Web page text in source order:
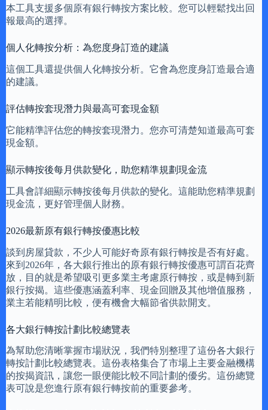
本工具支援多個原有銀行轉按方案比較。您可以輕鬆找出回
報最高的選擇。
個人化轉按分析：為您度身訂造的建議
這個工具還提供個人化轉按分析。它會為您度身訂造最合適
的建議。
評估轉按套現潛力與最高可套現金額
它能精準評估您的轉按套現潛力。您亦可清楚知道最高可套
現金額。
顯示轉按後每月供款變化，助您精準規劃現金流
工具會詳細顯示轉按後每月供款的變化。這能助您精準規劃
現金流，更好管理個人財務。
2026最新原有銀行轉按優惠比較
談到房屋貸款，不少人可能好奇原有銀行轉按是否有好處。
來到2026年，各大銀行推出的原有銀行轉按優惠可謂百花齊
放，目的就是希望吸引更多業主考慮原行轉按，或是轉到新
銀行按揭。這些優惠涵蓋利率、現金回贈及其他增值服務，
業主若能精明比較，便有機會大幅節省供款開支。
各大銀行轉按計劃比較總覽表
為幫助您清晰掌握市場狀況，我們特別整理了這份各大銀行
轉按計劃比較總覽表。這份表格集合了市場上主要金融機構
的按揭資訊，讓您一眼便能比較不同計劃的優劣。這份總覽
表可說是您進行原有銀行轉按前的重要參考。